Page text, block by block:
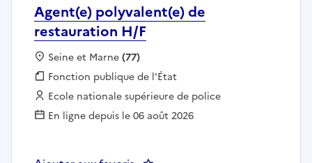
Agent(e) polyvalent(e) de
restauration H/F
Localisation :
Seine et Marne(77)
Fonction publique :
Fonction publique de l'État
Employeur :
Ecole nationale supérieure de police
En ligne depuis le 06 août 2026